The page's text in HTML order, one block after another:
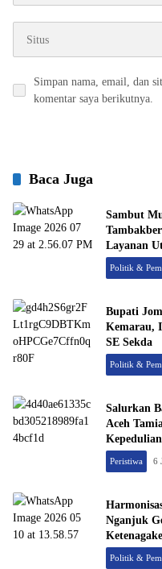
Simpan nama, email, dan
komentar saya berikutnya.
Baca Juga
Sambut
Layanan
Politik &
Bupati
Kemarau,
SE Sekda
Politik &
Salurkan
Aceh
Peristiwa 6
Nganjuk
Politik &